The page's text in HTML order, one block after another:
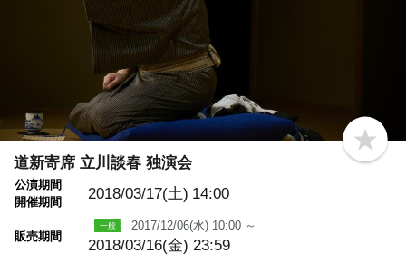
b
o
道新寄席 立川談春 独演会
公演期間
開催期間
2018/03/17(土) 14:00
販売期間
2017/12/06(水) 10:00 ～
2018/03/16(金) 23:59